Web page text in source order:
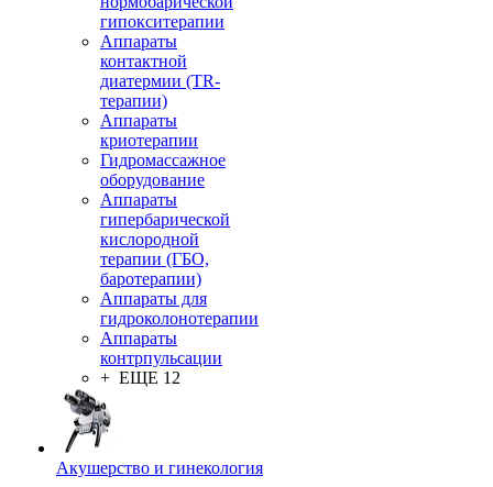
гипокситерапии
Аппараты
контактной
диатермии (TR-
терапии)
Аппараты
криотерапии
Гидромассажное
оборудование
Аппараты
гипербарической
кислородной
терапии (ГБО,
баротерапии)
Аппараты для
гидроколонотерапии
Аппараты
контрпульсации
+ ЕЩЕ 12
Акушерство и гинекология